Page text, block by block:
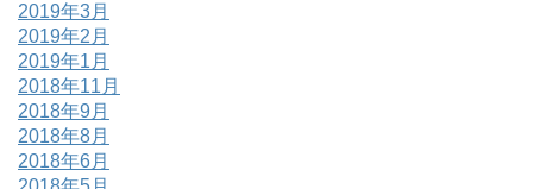
2019年3月
2019年2月
2019年1月
2018年11月
2018年9月
2018年8月
2018年6月